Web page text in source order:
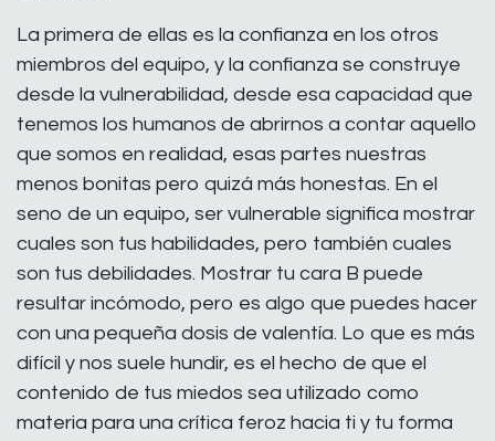
La primera de ellas es la confianza en los otros
miembros del equipo, y la confianza se construye
desde la vulnerabilidad, desde esa capacidad que
tenemos los humanos de abrirnos a contar aquello
que somos en realidad, esas partes nuestras
menos bonitas pero quizá más honestas. En el
seno de un equipo, ser vulnerable significa mostrar
cuales son tus habilidades, pero también cuales
son tus debilidades. Mostrar tu cara B puede
resultar incómodo, pero es algo que puedes hacer
con una pequeña dosis de valentía. Lo que es más
difícil y nos suele hundir, es el hecho de que el
contenido de tus miedos sea utilizado como
materia para una crítica feroz hacia ti y tu forma